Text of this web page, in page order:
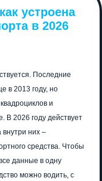
устроена
в 2026
Последние
в 2013 году, но
и
В 2026 году действует
внутри них –
средства. Чтобы
данные в одну
можно водить, с